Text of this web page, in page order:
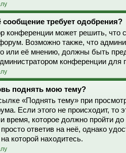
требует одобрения?
конференции может решить, что
Возможно также, что
или её мнению, должны быть
конференции
поднять мою тему?
«Поднять тему» при
Если этого не происходит, то
время, которое должно пройти
ответив на неё, однако
которой находитесь.